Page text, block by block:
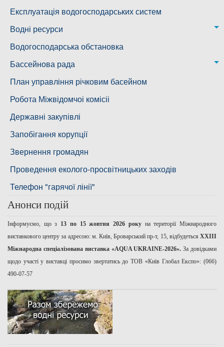
Ковалівська дільниця
Новобузька дільниця
Снігурівська дільниця
Дільниця з обслуговування насосного обладнання та
водоочисних установок
Лабораторія питного водопостачання
Експлуатація водогосподарських систем
Водні ресурси
Режими роботи водних об’єктів
Водогосподарська обстановка
Бассейнова рада
Басейнова рада Південного Бугу
Басейнова рада нижнього Дніпра
Басейнова рада річок Причорномор'я
План управління річковим басейном
Робота Міжвідомчоі комісіі
Державні закупівлі
Запобігання корупції
Звернення громадян
Проведення еколого-просвітницьких заходів
Телефон "гарячої лінії"
Анонси подій
Інформуємо, що з 13 по 15 жовтня 2026 рокуна території Міжнародного
виставкового центру за адресою: м. Київ, Броварський пр-т, 15, відбудеться ХХІІІ
Міжнародна спеціалізована виставка «AQUA UKRAINE-2026».За довідками
щодо участі у виставці просимо звертатись до ТОВ «Київ Глобал Експо»: (066)
490-07-57